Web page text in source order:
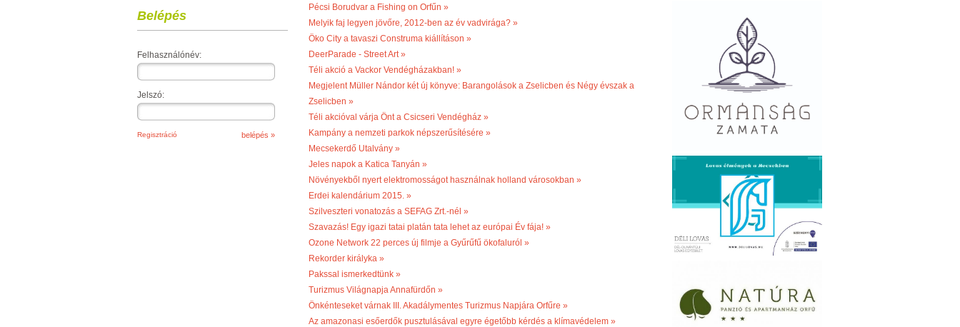
Belépés
Felhasználónév:
Jelszó:
Regisztráció
Pécsi Borudvar a Fishing on Orfűn »
Melyik faj legyen jövőre, 2012-ben az év vadvirága? »
Öko City a tavaszi Construma kiállításon »
DeerParade - Street Art »
Téli akció a Vackor Vendégházakban! »
Megjelent Müller Nándor két új könyve: Barangolások a Zselicben és Négy évszak a
Zselicben »
Téli akcióval várja Önt a Csicseri Vendégház »
Kampány a nemzeti parkok népszerűsítésére »
Mecsekerdő Utalvány »
Jeles napok a Katica Tanyán »
Növényekből nyert elektromosságot használnak holland városokban »
Erdei kalendárium 2015. »
Szilveszteri vonatozás a SEFAG Zrt.-nél »
Szavazás! Egy igazi tatai platán tata lehet az európai Év fája! »
Ozone Network 22 perces új filmje a Gyűrűfű ökofaluról »
Rekorder királyka »
Pakssal ismerkedtünk »
Turizmus Világnapja Annafürdőn »
Önkénteseket várnak III. Akadálymentes Turizmus Napjára Orfűre »
Az amazonasi esőerdők pusztulásával egyre égetőbb kérdés a klímavédelem »